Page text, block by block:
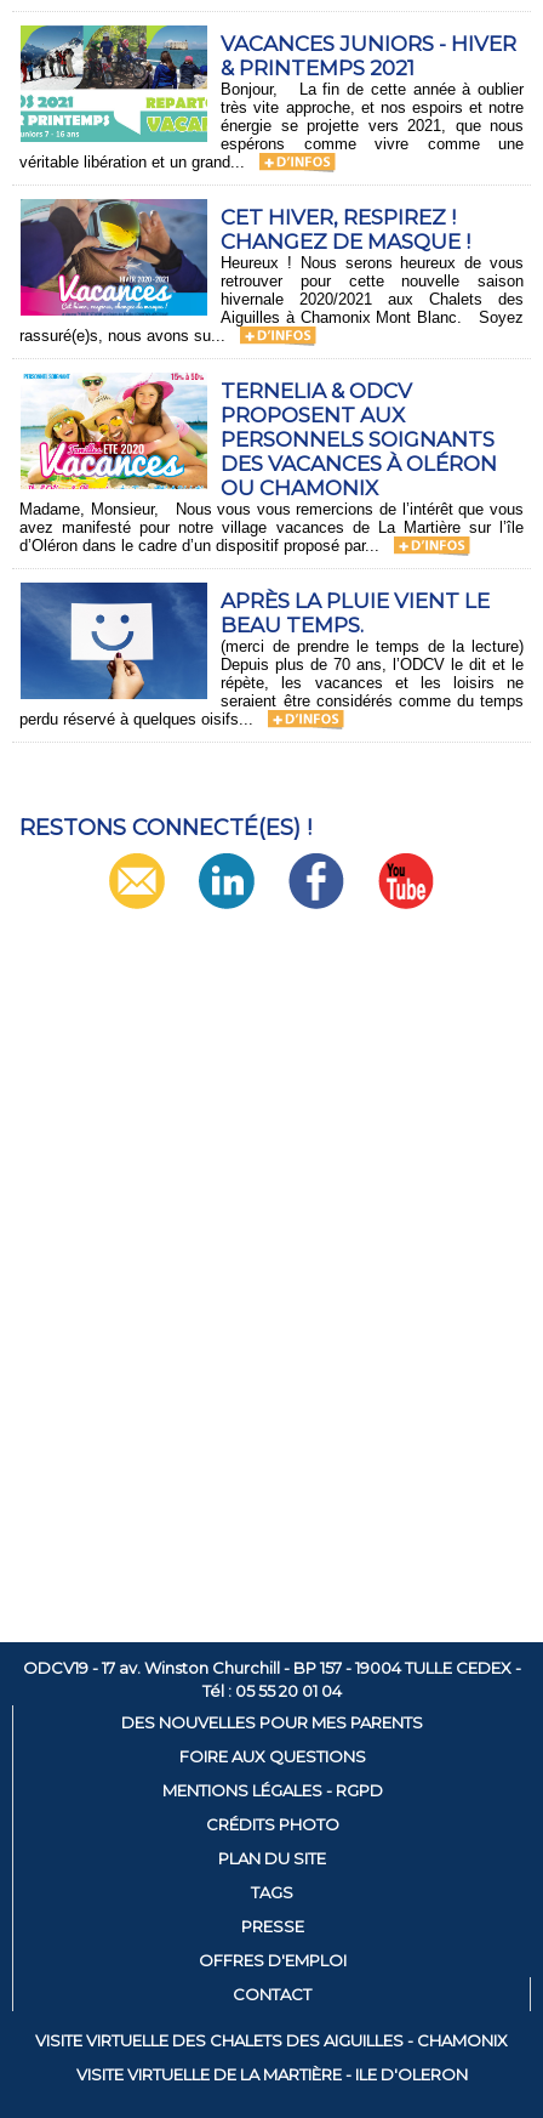
VACANCES JUNIORS - HIVER
& PRINTEMPS 2021
Bonjour, La fin de cette année à oublier
très vite approche, et nos espoirs et notre
énergie se projette vers 2021, que nous
espérons comme vivre comme une
véritable libération et un grand...
CET HIVER, RESPIREZ !
CHANGEZ DE MASQUE !
Heureux ! Nous serons heureux de vous
retrouver pour cette nouvelle saison
hivernale 2020/2021 aux Chalets des
Aiguilles à Chamonix Mont Blanc. Soyez
rassuré(e)s, nous avons su...
TERNELIA & ODCV
PROPOSENT AUX
PERSONNELS SOIGNANTS
DES VACANCES À OLÉRON
OU CHAMONIX
Madame, Monsieur, Nous vous vous remercions de l’intérêt que vous
avez manifesté pour notre village vacances de La Martière sur l’île
d’Oléron dans le cadre d’un dispositif proposé par...
​APRÈS LA PLUIE VIENT LE
BEAU TEMPS.
(merci de prendre le temps de la lecture)
Depuis plus de 70 ans, l’ODCV le dit et le
répète, les vacances et les loisirs ne
seraient être considérés comme du temps
perdu réservé à quelques oisifs...
RESTONS CONNECTÉ(ES) !
ODCV19 - 17 av. Winston Churchill - BP 157 - 19004 TULLE CEDEX -
Tél : 05 55 20 01 04
DES NOUVELLES POUR MES PARENTS
FOIRE AUX QUESTIONS
MENTIONS LÉGALES - RGPD
CRÉDITS PHOTO
PLAN DU SITE
TAGS
PRESSE
OFFRES D'EMPLOI
CONTACT
VISITE VIRTUELLE DES CHALETS DES AIGUILLES - CHAMONIX
VISITE VIRTUELLE DE LA MARTIÈRE - ILE D'OLERON